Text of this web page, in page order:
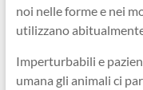
noi nelle forme e nei
utilizzano
Imperturbabili e
umana gli animali ci